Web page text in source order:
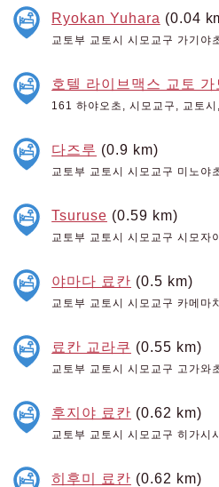
Ryokan Yuhara (0.04
교토부 교토시 시모교구 가기야
호텔 라이브맥스 교토 가
161 하야오초, 시모교구, 교토시
다즈루 (0.9 km)
교토부 교토시 시모교구 미노야
Tsuruse (0.59 km)
교토부 교토시 시모교구 시모자
야마다 료칸 (0.5 km)
교토부 교토시 시모교구 카메마
료칸 교라쿠 (0.55 km)
교토부 교토시 시모교구 고가와
후지야 료칸 (0.62 km)
교토부 교토시 시모교구 히가시
히후미 료칸 (0.62 km)